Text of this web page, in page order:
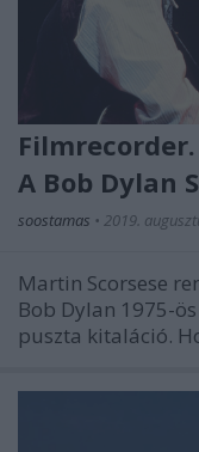
A Bob Dylan
soostamas • 2019.
Martin Scorsese
Bob Dylan 1975-
puszta kitaláció.